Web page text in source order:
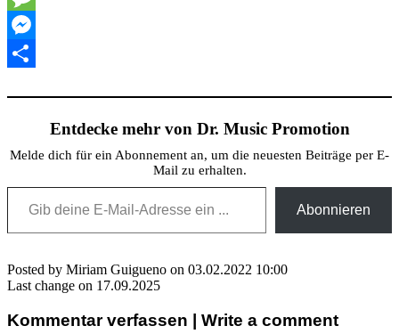
Message
Messenger
Entdecke mehr von Dr. Music Promotion
Melde dich für ein Abonnement an, um die neuesten Beiträge per E-
Mail zu erhalten.
Gib deine E-Mail-Adresse ein ...
Abonnieren
Posted by Miriam Guigueno on 03.02.2022 10:00
Last change on 17.09.2025
Kommentar verfassen | Write a comment